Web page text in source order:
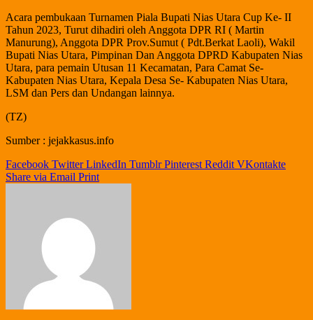
Acara pembukaan Turnamen Piala Bupati Nias Utara Cup Ke- II
Tahun 2023, Turut dihadiri oleh Anggota DPR RI ( Martin
Manurung), Anggota DPR Prov.Sumut ( Pdt.Berkat Laoli), Wakil
Bupati Nias Utara, Pimpinan Dan Anggota DPRD Kabupaten Nias
Utara, para pemain Utusan 11 Kecamatan, Para Camat Se-
Kabupaten Nias Utara, Kepala Desa Se- Kabupaten Nias Utara,
LSM dan Pers dan Undangan lainnya.
(TZ)
Sumber : jejakkasus.info
Facebook Twitter LinkedIn Tumblr Pinterest Reddit VKontakte
Share via Email Print